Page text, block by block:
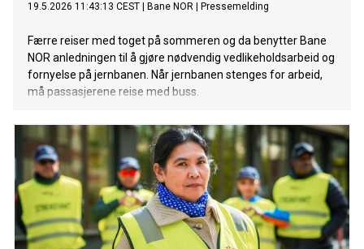
19.5.2026 11:43:13 CEST Bane NOR Pressemelding
Færre reiser med toget på sommeren og da benytter Bane
NOR anledningen til å gjøre nødvendig vedlikeholdsarbeid og
fornyelse på jernbanen. Når jernbanen stenges for arbeid,
må passasjerene reise med buss.